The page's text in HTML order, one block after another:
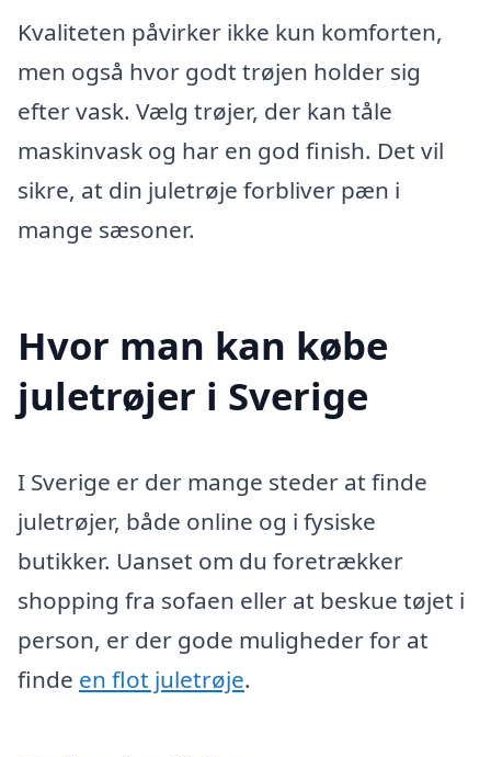
Kvaliteten påvirker ikke kun komforten,
men også hvor godt trøjen holder sig
efter vask. Vælg trøjer, der kan tåle
maskinvask og har en god finish. Det vil
sikre, at din juletrøje forbliver pæn i
mange sæsoner.
Hvor man kan købe
juletrøjer i Sverige
I Sverige er der mange steder at finde
juletrøjer, både online og i fysiske
butikker. Uanset om du foretrækker
shopping fra sofaen eller at beskue tøjet i
person, er der gode muligheder for at
finde en flot juletrøje.